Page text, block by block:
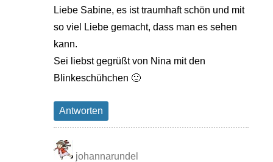
Liebe Sabine, es ist traumhaft schön und mit
so viel Liebe gemacht, dass man es sehen
kann.
Sei liebst gegrüßt von Nina mit den
Blinkeschühchen 🙂
Antworten
johannarundel